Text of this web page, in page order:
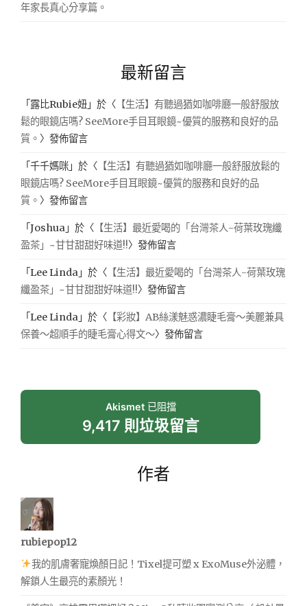
年家長真心分享篇。
最新留言
「 露比Rubie妞 」於〈 【生活】有聽過猶如咖啡廳一般舒服放
鬆的眼鏡店嗎? SeeMore手目耳眼鏡~優質的服務和良好的品
質。 〉發佈留言
「千千媽咪 」於〈 【生活】有聽過猶如咖啡廳一般舒服放鬆的
眼鏡店嗎? SeeMore手目耳眼鏡~優質的服務和良好的品
質。 〉發佈留言
「Joshua 」於〈 【生活】最近愛喝的「台灣茶人-荷葉玫瑰纖
盈茶」~甘甘甜甜好味道!!〉發佈留言
「Lee Linda 」於〈 【生活】最近愛喝的「台灣茶人-荷葉玫瑰
纖盈茶」~甘甘甜甜好味道!!〉發佈留言
「Lee Linda 」於〈 【彩妝】AB絲漾魅惑濃睫毛膏～美麗兼具
保養～超順手的睫毛膏心得文～〉發佈留言
Akismet已阻擋
9,417 則垃圾留言
作者
rubiepop12
我的肌膚奢寵煥顏日記！Tixel提可塑 x ExoMuse外泌體，
解鎖人生最亮的素顏光！